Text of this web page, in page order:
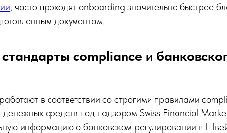
, часто проходят onboarding значительно быстрее
документам.
compliance и
в соответствии со строгими правилами
средств под надзором Swiss Financial
информацию о банковском регулировании в